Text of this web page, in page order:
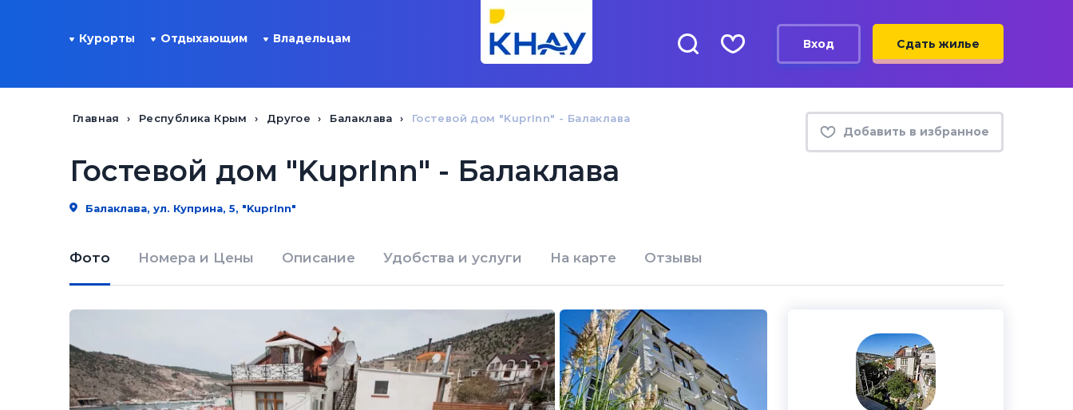
Курорты Отдыхающим Владельцам Вход Сдать жилье
Главная Республика Крым Другое Балаклава Гостевой дом "KuprInn" - Балаклава
Добавить в избранное
Гостевой дом "KuprInn" - Балаклава
Балаклава, ул. Куприна, 5, "KuprInn"
Фото Номера и Цены Описание Удобства и услуги На карте Отзывы